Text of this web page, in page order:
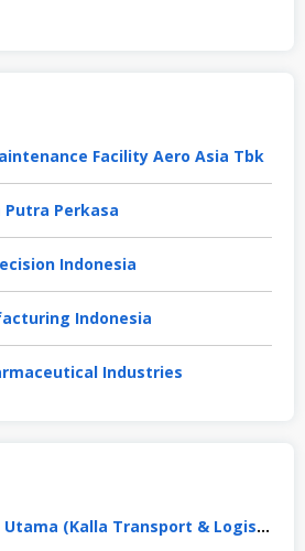
Facility Aero Asia Tbk
Putra Perkasa
Indonesia
Indonesia
Industries
PT Bumi Jasa Utama (Kalla Transport & Logistics)